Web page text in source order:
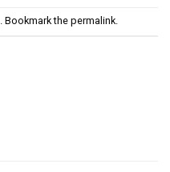
. Bookmark the permalink.